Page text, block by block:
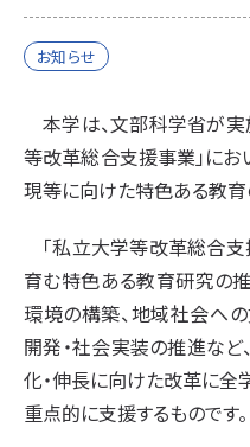
お知らせ
本学は、文部科学省が実
等改革総合支援事業」にお
現等に向けた特色ある教育
「私立大学等改革総合支
育む特色ある教育研究の
環境の構築、地域社会へ
開発・社会実装の推進など
化・伸長に向けた改革に全
重点的に支援するものです。